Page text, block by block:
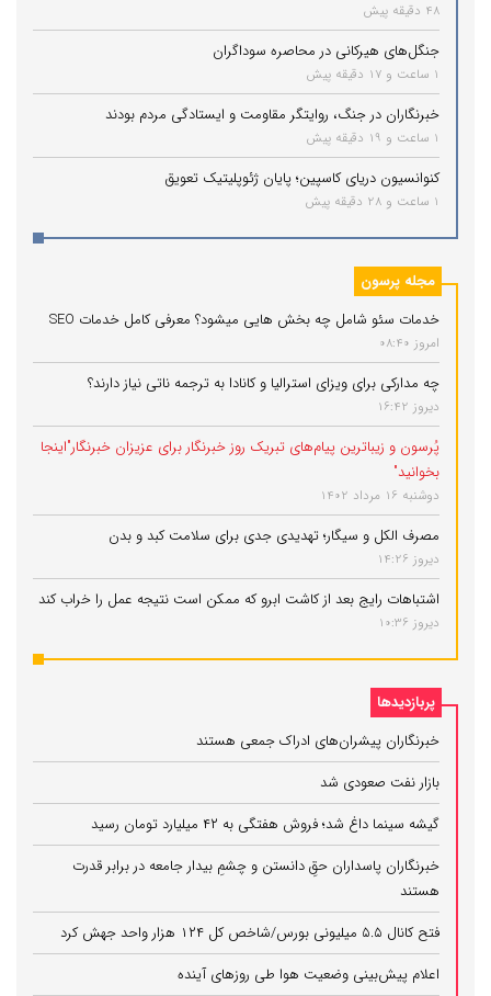
48 دقیقه پیش
جنگل‌های هیرکانی در محاصره سوداگران
1 ساعت و 17 دقیقه پیش
خبرنگاران در جنگ، روایتگر مقاومت و ایستادگی مردم بودند
1 ساعت و 19 دقیقه پیش
کنوانسیون دریای کاسپین؛ پایان ژئوپلیتیک تعویق
1 ساعت و 28 دقیقه پیش
مجله پرسون
خدمات سئو شامل چه بخش هایی میشود؟ معرفی کامل خدمات SEO
امروز 08:40
چه مدارکی برای ویزای استرالیا و کانادا به ترجمه ناتی نیاز دارند؟
دیروز 16:42
پُرسون و زیباترین پیام‌های تبریک روز خبرنگار برای عزیزان خبرنگار"اینجا
بخوانید"
دوشنبه 16 مرداد 1402
مصرف الکل و سیگار؛ تهدیدی جدی برای سلامت کبد و بدن
دیروز 14:26
اشتباهات رایج بعد از کاشت ابرو که ممکن است نتیجه عمل را خراب کند
دیروز 10:36
پربازدیدها
خبرنگاران پیشران‌های ادراک جمعی هستند
بازار نفت صعودی شد
گیشه سینما داغ شد؛ فروش هفتگی به ۴۲ میلیارد تومان رسید
خبرنگاران پاسداران حقِ دانستن و چشمِ بیدار جامعه در برابر قدرت
هستند
فتح کانال ۵.۵ میلیونی بورس/شاخص کل ۱۲۴ هزار واحد جهش کرد
اعلام پیش‌بینی وضعیت هوا طی روزهای آینده